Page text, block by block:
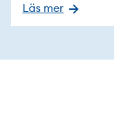
Läs mer